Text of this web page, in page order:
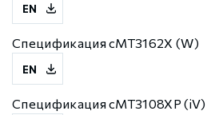
EN
Спецификация cMT3162X (W)
EN
Спецификация cMT3108XP (iV)